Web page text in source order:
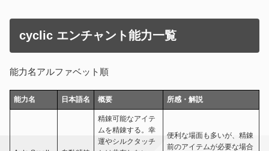
cyclic エンチャント能力一覧
能力名アルファベット順
能力名 日本語名 概要 所感・解説
精錬可能なアイテ
ムを精錬する。幸
運やシルクタッチ
便利な場面も多いが、精錬
前のアイテムが必要な場合